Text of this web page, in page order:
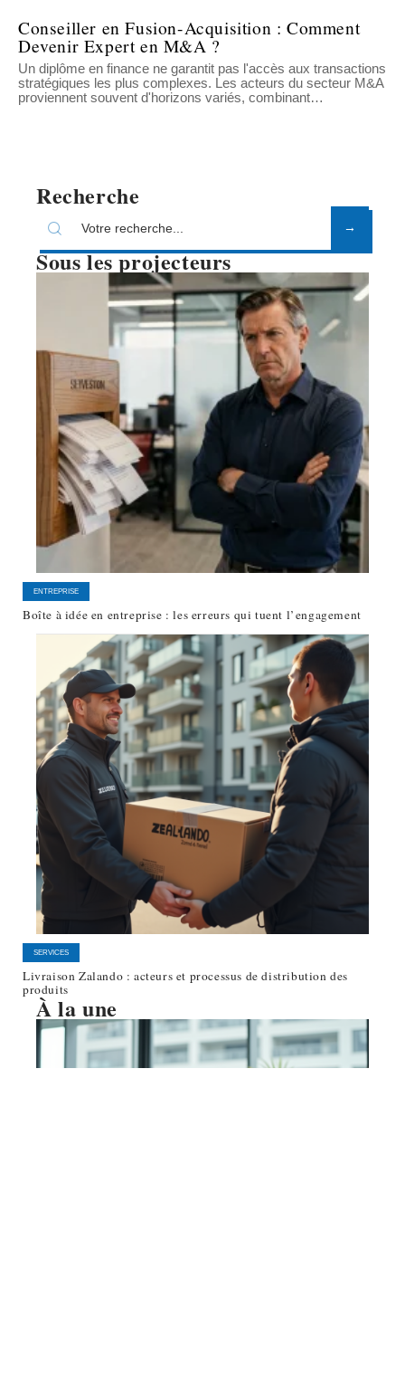
Conseiller en Fusion-Acquisition : Comment
Devenir Expert en M&A ?
Un diplôme en finance ne garantit pas l'accès aux transactions
stratégiques les plus complexes. Les acteurs du secteur M&A
proviennent souvent d'horizons variés, combinant…
Recherche
Sous les projecteurs
ENTREPRISE
Boîte à idée en entreprise : les erreurs qui tuent l’engagement
SERVICES
Livraison Zalando : acteurs et processus de distribution des
produits
À la une